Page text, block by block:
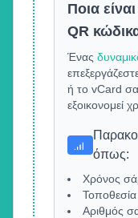
Ποια
QR
Ένας
ή το vCard
εξοικονομεί
όπως:
Χρόνος
Τοποθεσία
Αριθμός